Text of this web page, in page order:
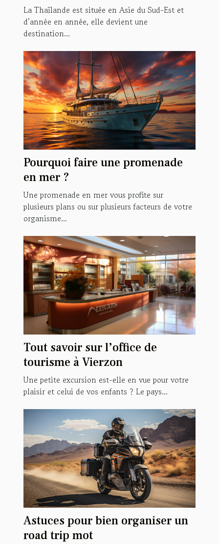
La Thaïlande est située en Asie du Sud-Est et
d’année en année, elle devient une
destination...
Pourquoi faire une promenade
en mer ?
Une promenade en mer vous profite sur
plusieurs plans ou sur plusieurs facteurs de votre
organisme...
Tout savoir sur l’office de
tourisme à Vierzon
Une petite excursion est-elle en vue pour votre
plaisir et celui de vos enfants ? Le pays...
Astuces pour bien organiser un
road trip mot